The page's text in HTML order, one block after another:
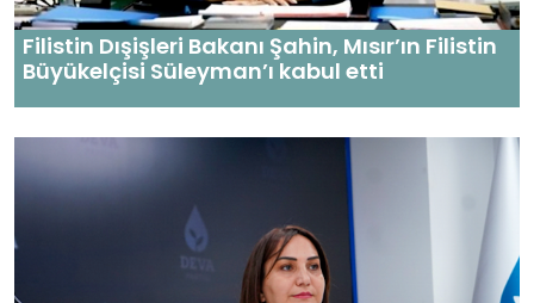
Filistin Dışişleri Bakanı Şahin, Mısır’ın Filistin
Büyükelçisi Süleyman’ı kabul etti